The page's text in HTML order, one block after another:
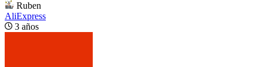
Ruben
AliExpress
3 años